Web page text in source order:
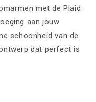
met de Plaid
aan jouw
schoonheid van de
dat perfect is